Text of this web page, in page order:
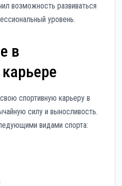
возможность развиваться
уровень.
в
спортивную карьеру в
силу и выносливость.
видами спорта: